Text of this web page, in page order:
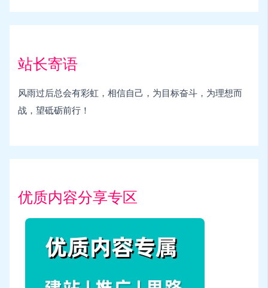
站长寄语
风雨过后总会有彩虹，相信自己，为目标奋斗，为理想而
战，望砥砺前行！
优质内容分享专区